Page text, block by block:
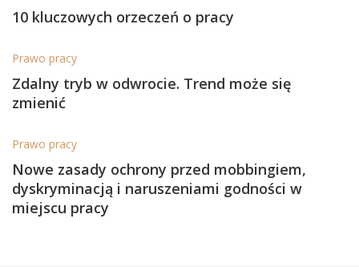
10 kluczowych orzeczeń o pracy
Prawo pracy
Zdalny tryb w odwrocie. Trend może się
zmienić
Prawo pracy
Nowe zasady ochrony przed mobbingiem,
dyskryminacją i naruszeniami godności w
miejscu pracy